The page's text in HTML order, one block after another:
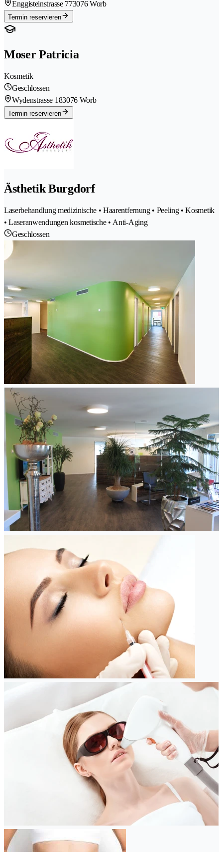
Enggisteinstrasse 773076 Worb
Termin reservieren
Moser Patricia
Kosmetik
Geschlossen
Wydenstrasse 183076 Worb
Termin reservieren
Ästhetik Burgdorf
Laserbehandlung medizinische • Haarentfernung • Peeling • Kosmetik
• Laseranwendungen kosmetische • Anti-Aging
Geschlossen